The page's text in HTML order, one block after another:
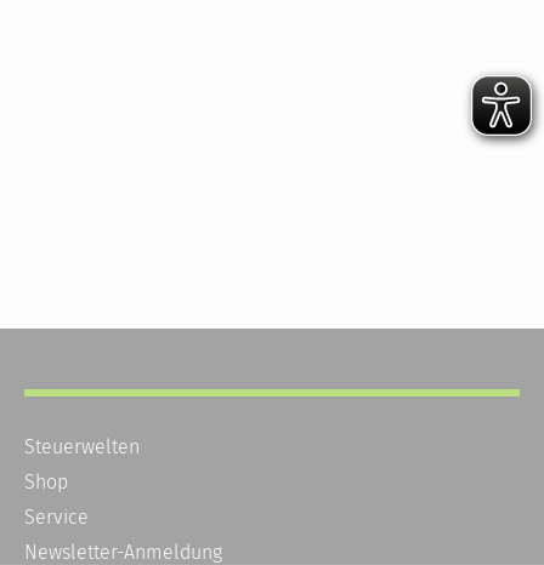
Steuerwelten
Shop
Service
Newsletter-Anmeldung